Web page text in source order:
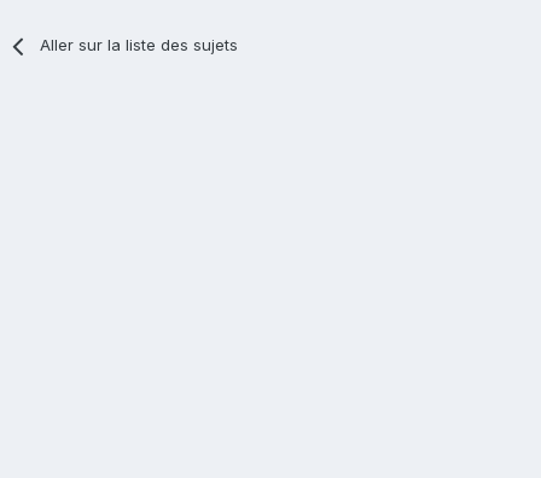
Aller sur la liste des sujets